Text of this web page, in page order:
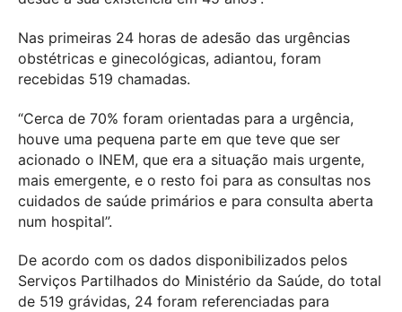
Nas primeiras 24 horas de adesão das urgências
obstétricas e ginecológicas, adiantou, foram
recebidas 519 chamadas.
“Cerca de 70% foram orientadas para a urgência,
houve uma pequena parte em que teve que ser
acionado o INEM, que era a situação mais urgente,
mais emergente, e o resto foi para as consultas nos
cuidados de saúde primários e para consulta aberta
num hospital”.
De acordo com os dados disponibilizados pelos
Serviços Partilhados do Ministério da Saúde, do total
de 519 grávidas, 24 foram referenciadas para